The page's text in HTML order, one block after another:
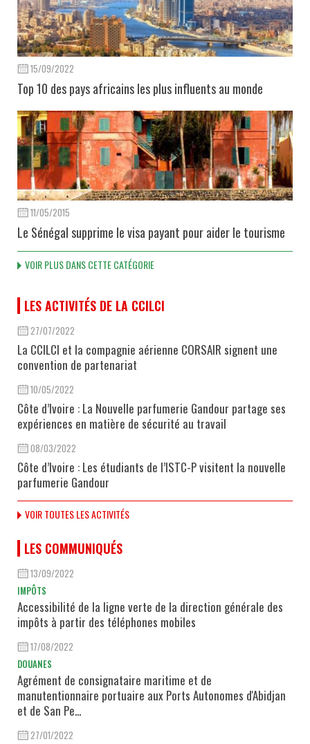
15/09/2022
Top 10 des pays africains les plus influents au monde
11/05/2015
Le Sénégal supprime le visa payant pour aider le tourisme
VOIR PLUS DANS CETTE CATÉGORIE
LES ACTIVITÉS DE LA CCILCI
27/07/2022
La CCILCI et la compagnie aérienne CORSAIR signent une
convention de partenariat
10/05/2022
Côte d’Ivoire : La Nouvelle parfumerie Gandour partage ses
expériences en matière de sécurité au travail
08/03/2022
Côte d’Ivoire : Les étudiants de l’ISTC-P visitent la nouvelle
parfumerie Gandour
VOIR TOUTES LES ACTIVITÉS
LES COMMUNIQUÉS
13/09/2022
IMPÔTS
Accessibilité de la ligne verte de la direction générale des
impôts à partir des téléphones mobiles
17/08/2022
DOUANES
Agrément de consignataire maritime et de
manutentionnaire portuaire aux Ports Autonomes d'Abidjan
et de San Pe...
27/01/2022